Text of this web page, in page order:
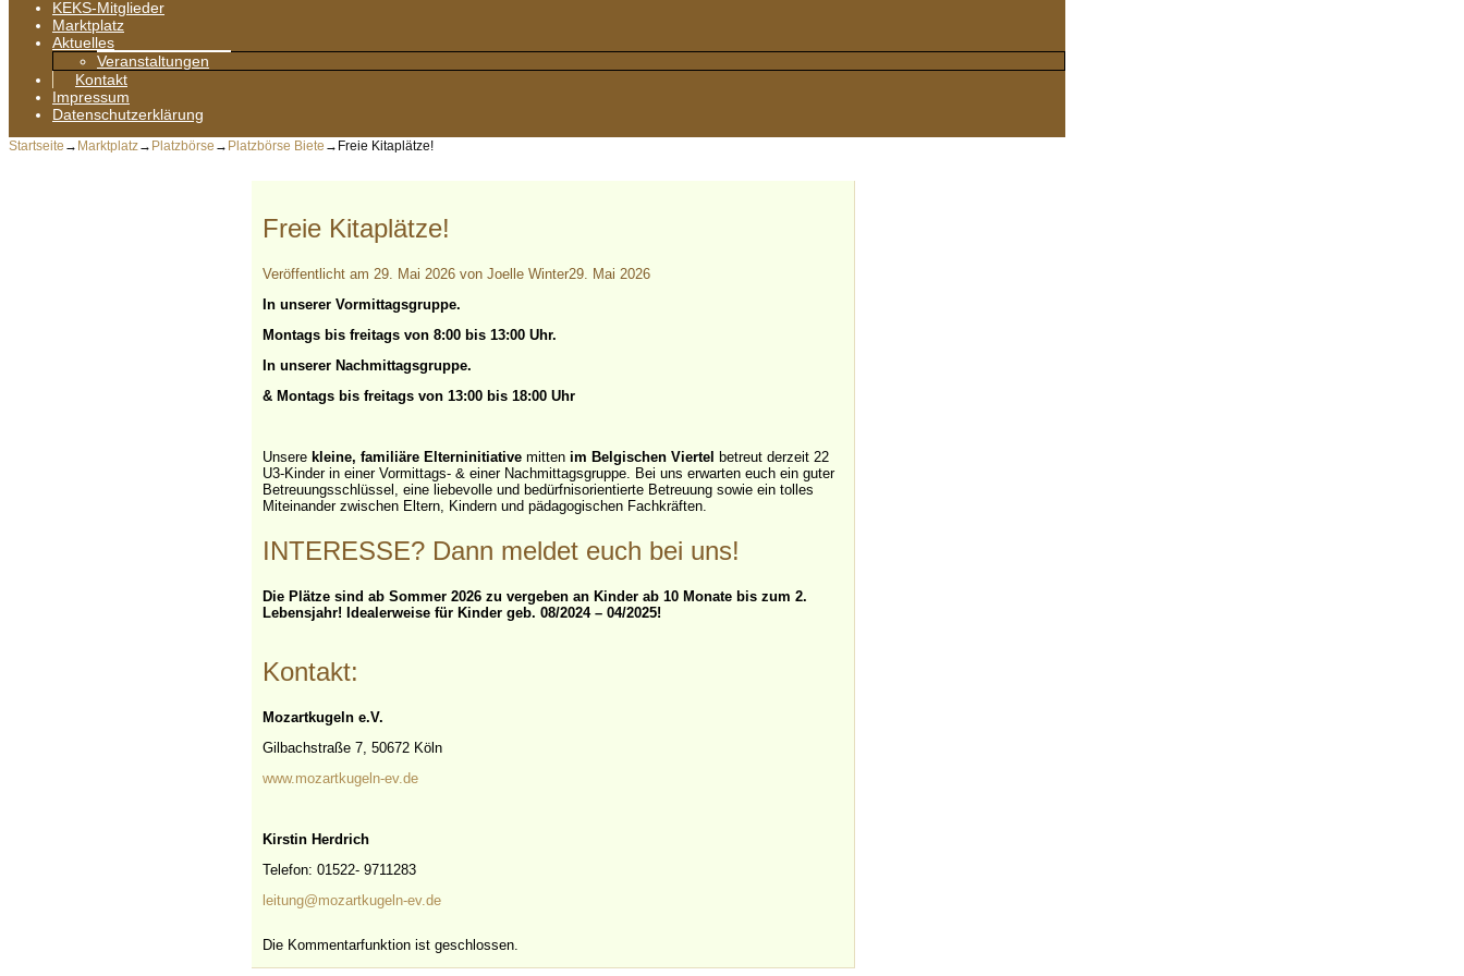
KEKS-Mitglieder
Marktplatz
Aktuelles
Veranstaltungen
Kontakt
Impressum
Datenschutzerklärung
Startseite → Marktplatz→ Platzbörse → Platzbörse Biete → Freie Kitaplätze!
Freie Kitaplätze!
Veröffentlicht am 29. Mai 2026 von Joelle Winter29. Mai 2026
In unserer Vormittagsgruppe.
Montags bis freitags von 8:00 bis 13:00 Uhr.
In unserer Nachmittagsgruppe.
& Montags bis freitags von 13:00 bis 18:00 Uhr
Unsere kleine, familiäre Elterninitiativemitten im Belgischen Viertel
betreut derzeit 22
U3-Kinder in einer Vormittags- & einer Nachmittagsgruppe. Bei uns erwarten euch ein guter
Betreuungsschlüssel, eine liebevolle und bedürfnisorientierte Betreuung sowie ein tolles
Miteinander zwischen Eltern, Kindern und pädagogischen Fachkräften.
INTERESSE? Dann meldet euch bei uns!
Die Plätze sind ab Sommer 2026 zu vergeben an Kinder ab 10 Monate bis zum 2.
Lebensjahr! Idealerweise für Kinder geb. 08/2024 – 04/2025!
Kontakt:
Mozartkugeln e.V.
Gilbachstraße 7, 50672 Köln
www.mozartkugeln-ev.de
Kirstin Herdrich
Telefon: 01522- 9711283
leitung@mozartkugeln-ev.de
Die Kommentarfunktion ist geschlossen.